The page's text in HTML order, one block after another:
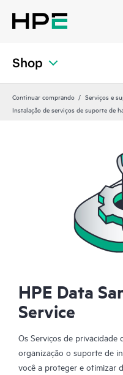
Shop
Continuar comprando Serviços e
Instalação de serviços de suporte de
HPE Data
Service
Os Serviços de privacidade
organização o suporte de
você a proteger e otimizar